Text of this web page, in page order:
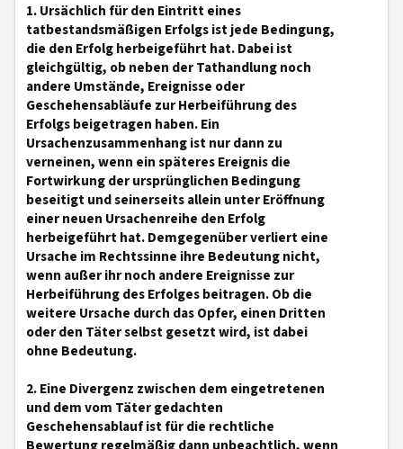
1. Ursächlich für den Eintritt eines
tatbestandsmäßigen Erfolgs ist jede Bedingung,
die den Erfolg herbeigeführt hat. Dabei ist
gleichgültig, ob neben der Tathandlung noch
andere Umstände, Ereignisse oder
Geschehensabläufe zur Herbeiführung des
Erfolgs beigetragen haben. Ein
Ursachenzusammenhang ist nur dann zu
verneinen, wenn ein späteres Ereignis die
Fortwirkung der ursprünglichen Bedingung
beseitigt und seinerseits allein unter Eröffnung
einer neuen Ursachenreihe den Erfolg
herbeigeführt hat. Demgegenüber verliert eine
Ursache im Rechtssinne ihre Bedeutung nicht,
wenn außer ihr noch andere Ereignisse zur
Herbeiführung des Erfolges beitragen. Ob die
weitere Ursache durch das Opfer, einen Dritten
oder den Täter selbst gesetzt wird, ist dabei
ohne Bedeutung.
2. Eine Divergenz zwischen dem eingetretenen
und dem vom Täter gedachten
Geschehensablauf ist für die rechtliche